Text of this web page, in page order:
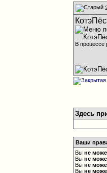
В процессе
Здесь
Ваши
Выне
Выне
Выне
Выне